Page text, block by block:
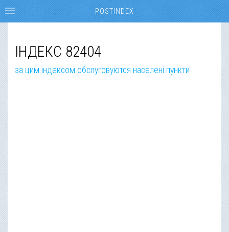
ІНДЕКС 82404
за цим індексом обслуговуются населені пункти
POSTINDEX